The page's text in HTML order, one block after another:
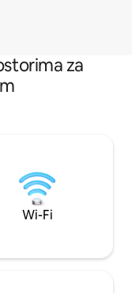
za
Wi-Fi